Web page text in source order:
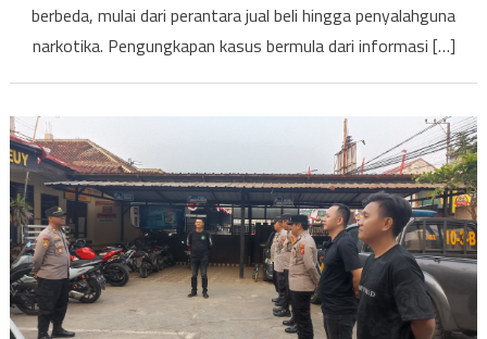
berbeda, mulai dari perantara jual beli hingga penyalahguna
narkotika. Pengungkapan kasus bermula dari informasi […]